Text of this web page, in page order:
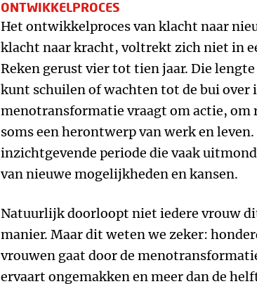
ONTWIKKELPROCES
Het ontwikkelproces van klacht naar
klacht naar kracht, voltrekt zich niet in
Reken gerust vier tot tien jaar. Die
kunt schuilen of wachten tot de bui over
menotransformatie vraagt om actie,
soms een herontwerp van werk en leven.
inzichtgevende periode die vaak
van nieuwe mogelijkheden en kansen.
Natuurlijk doorloopt niet iedere vrouw
manier. Maar dit weten we zeker:
vrouwen gaat door de
ervaart ongemakken en meer dan de